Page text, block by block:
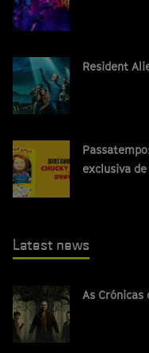
Resident
exclusiva de
Latest news
As Crónicas